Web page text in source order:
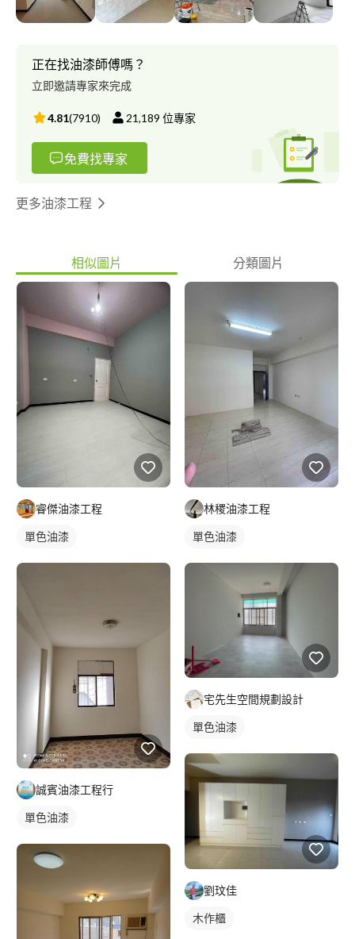
正在找油漆師傅嗎？
立即邀請專家來完成
4.81(7910) 21,189 位專家
免費找專家
更多油漆工程
相似圖片 分類圖片
睿傑油漆工程
單色油漆
誠賓油漆工程行
單色油漆
林稷油漆工程
單色油漆
宅先生空間規劃設計
單色油漆
劉玟佳
木作櫃